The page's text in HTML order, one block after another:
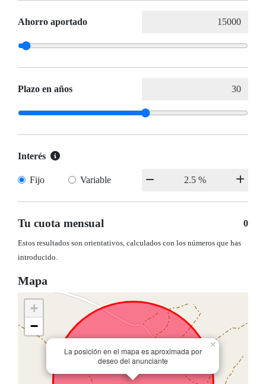
Ahorro aportado
Plazo en años
Interés
Fijo Variable
Tu cuota mensual 0
Estos resultados son orientativos, calculados con los números que has
introducido.
Mapa
La posición en el mapa es aproximada por
deseo del anunciante
×
+
−